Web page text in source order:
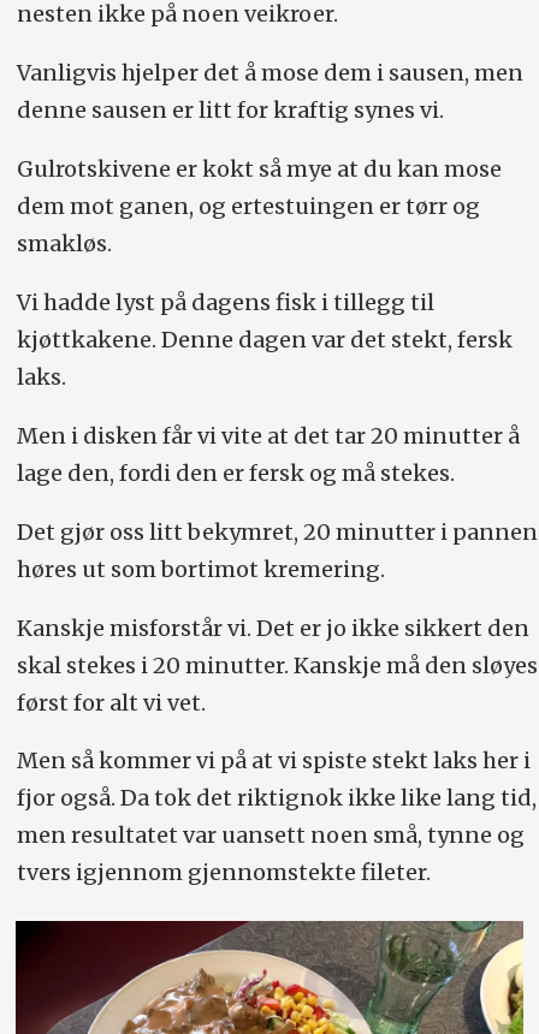
nesten ikke på noen veikroer.
Vanligvis hjelper det å mose dem i sausen, men
denne sausen er litt for kraftig synes vi.
Gulrotskivene er kokt så mye at du kan mose
dem mot ganen, og ertestuingen er tørr og
smakløs.
Vi hadde lyst på dagens fisk i tillegg til
kjøttkakene. Denne dagen var det stekt, fersk
laks.
Men i disken får vi vite at det tar 20 minutter å
lage den, fordi den er fersk og må stekes.
Det gjør oss litt bekymret, 20 minutter i pannen
høres ut som bortimot kremering.
Kanskje misforstår vi. Det er jo ikke sikkert den
skal stekes i 20 minutter. Kanskje må den sløyes
først for alt vi vet.
Men så kommer vi på at vi spiste stekt laks her i
fjor også. Da tok det riktignok ikke like lang tid,
men resultatet var uansett noen små, tynne og
tvers igjennom gjennomstekte fileter.